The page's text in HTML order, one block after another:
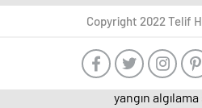
halasıymış…”40 yıl
düşünsem aklımaCopyright 2022 Telif
yangın